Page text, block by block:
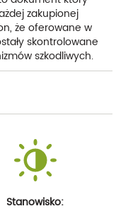
zakupionej
że oferowane w
skontrolowane
szkodliwych.
Stanowisko: